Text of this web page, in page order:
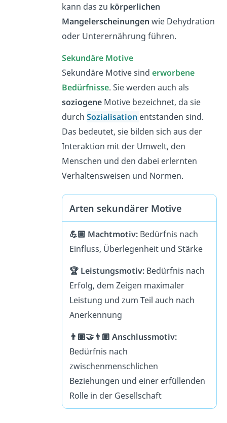
kann das zu körperlichen
Mangelerscheinungen wie Dehydration
oder Unterernährung führen.
Sekundäre Motive
Sekundäre Motive sind erworbene
Bedürfnisse. Sie werden auch als
soziogeneMotive bezeichnet, da sie
durch Sozialisation entstanden sind.
Das bedeutet, sie bilden sich aus der
Interaktion mit der Umwelt, den
Menschen und den dabei erlernten
Verhaltensweisen und Normen.
Arten sekundärer Motive
💪🏼 Machtmotiv:Bedürfnis nach
Einfluss, Überlegenheit und Stärke
🏆 Leistungsmotiv:Bedürfnis nach
Erfolg, dem Zeigen maximaler
Leistung und zum Teil auch nach
Anerkennung
👨🏽‍🤝‍👨🏼 Anschlussmotiv:
Bedürfnis nach
zwischenmenschlichen
Beziehungen und einer erfüllenden
Rolle in der Gesellschaft